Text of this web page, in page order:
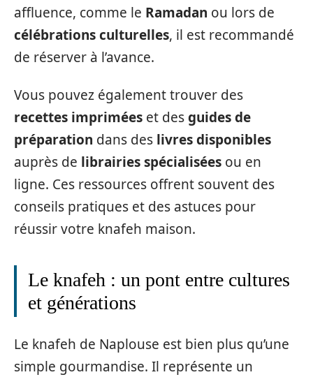
affluence, comme le Ramadan ou lors de
célébrations culturelles, il est recommandé
de réserver à l’avance.
Vous pouvez également trouver des
recettes imprimées et desguides de
préparation dans des livres disponibles
auprès de librairies spécialisées ou en
ligne. Ces ressources offrent souvent des
conseils pratiques et des astuces pour
réussir votre knafeh maison.
Le knafeh : un pont entre cultures
et générations
Le knafeh de Naplouse est bien plus qu’une
simple gourmandise. Il représente un